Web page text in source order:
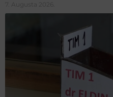
7. Augusta 2026.